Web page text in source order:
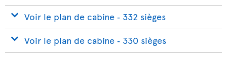
Voir le plan de cabine ‐ 332 sièges
Voir le plan de cabine ‐ 330 sièges